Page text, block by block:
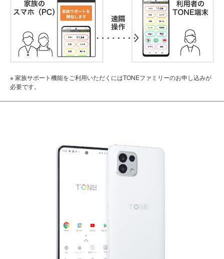
※家族サポート機能をご利用いただくにはTONEファミリーのお申し込みが
必要です。